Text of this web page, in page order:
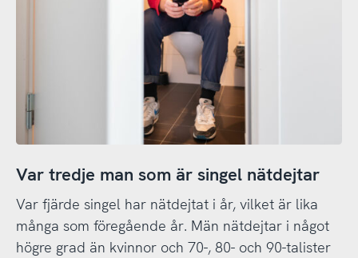
Var tredje man som är singel nätdejtar
Var fjärde singel har nätdejtat i år, vilket är lika
många som föregående år. Män nätdejtar i något
högre grad än kvinnor och 70-, 80- och 90-talister